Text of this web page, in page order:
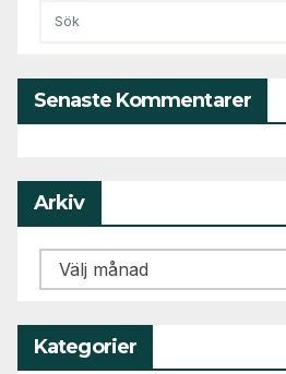
Senaste Kommentarer
Arkiv
Arkiv
Kategorier